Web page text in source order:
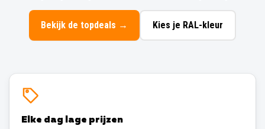
Bekijk de topdeals → Kies je RAL-kleur
Elke dag lage prijzen